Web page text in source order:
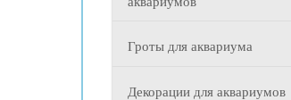
Гроты для аквариума
Декорации для аквариумов